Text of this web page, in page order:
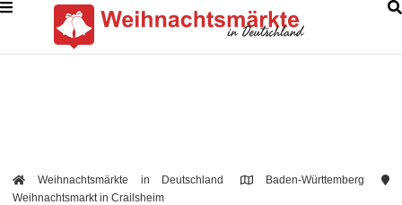
Weihnachtsmärkte in Deutschland
Baden-Württemberg
Weihnachtsmarkt in Crailsheim